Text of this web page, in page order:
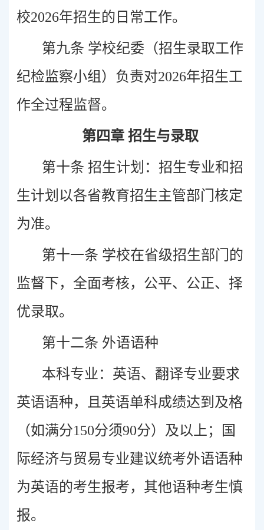
校2026年招生的日常工作。
第九条 学校纪委（招生录取工作
纪检监察小组）负责对2026年招生工
作全过程监督。
第四章 招生与录取
第十条 招生计划：招生专业和招
生计划以各省教育招生主管部门核定
为准。
第十一条 学校在省级招生部门的
监督下，全面考核，公平、公正、择
优录取。
第十二条 外语语种
本科专业：英语、翻译专业要求
英语语种，且英语单科成绩达到及格
（如满分150分须90分）及以上；国
际经济与贸易专业建议统考外语语种
为英语的考生报考，其他语种考生慎
报。